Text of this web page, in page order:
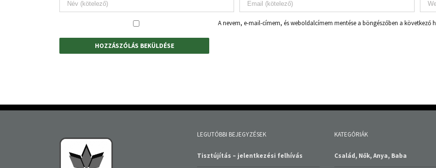
A nevem, e-mail-címem, és weboldalcímem mentése a böngészőben a következő
LEGUTÓBBI BEJEGYZÉSEK
Tisztújítás – jelentkezési felhívás
KATEGÓRIÁK
Család, Nők, Anya, Baba